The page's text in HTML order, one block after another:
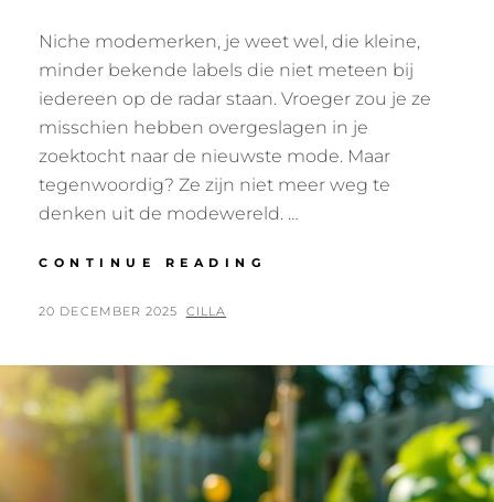
Niche modemerken, je weet wel, die kleine,
minder bekende labels die niet meteen bij
iedereen op de radar staan. Vroeger zou je ze
misschien hebben overgeslagen in je
zoektocht naar de nieuwste mode. Maar
tegenwoordig? Ze zijn niet meer weg te
denken uit de modewereld. …
CONTINUE READING
DE
KLEDINGINDUSTRIE
POSTED
20 DECEMBER 2025 BY
CILLA